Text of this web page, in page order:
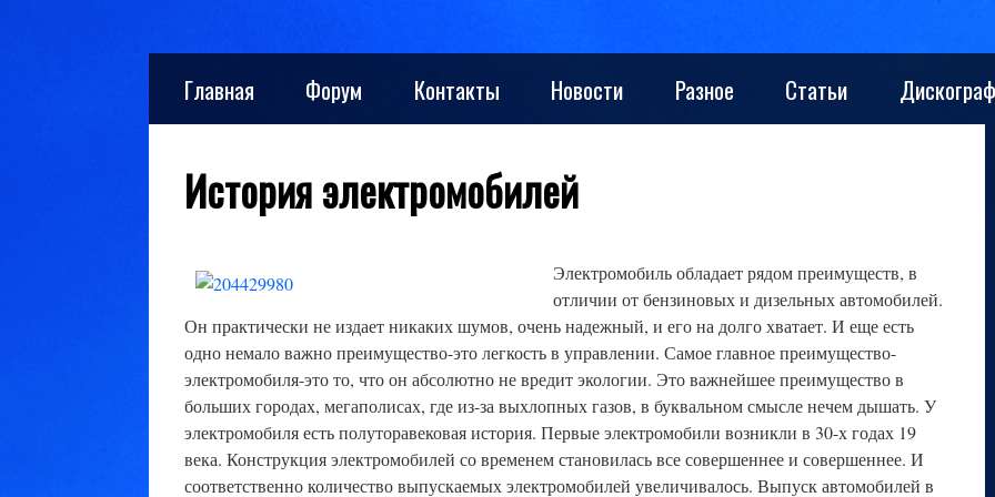
content
Главная Форум Контакты Новости Разное Статьи
История электромобилей
Электромобиль обладает рядом преимуществ, в
отличии от бензиновых и дизельных автомобилей.
Он практически не издает никаких шумов, очень надежный, и его на долго хватает. И еще есть
одно немало важно преимущество-это легкость в управлении. Самое главное преимущество-
электромобиля-это то, что он абсолютно не вредит экологии. Это важнейшее преимущество в
больших городах, мегаполисах, где из-за выхлопных газов, в буквальном смысле нечем дышать. У
электромобиля есть полуторавековая история. Первые электромобили возникли в 30-х годах 19
века. Конструкция электромобилей со временем становилась все совершеннее и совершеннее. И
соответственно количество выпускаемых электромобилей увеличивалось. Выпуск автомобилей в